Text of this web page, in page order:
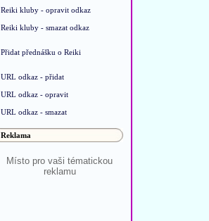
Reiki kluby - opravit odkaz
Reiki kluby - smazat odkaz
Přidat přednášku o Reiki
URL odkaz - přidat
URL odkaz - opravit
URL odkaz - smazat
Reklama
Místo pro vaši tématickou
reklamu